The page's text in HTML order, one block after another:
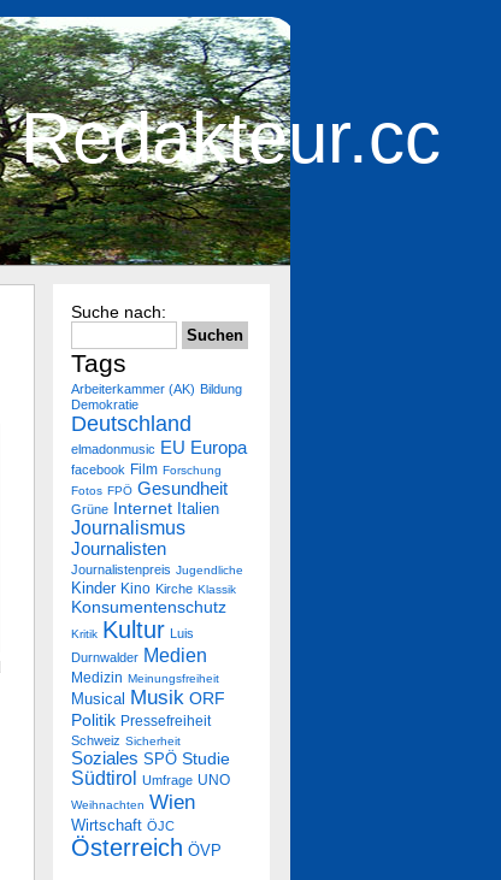
Redakteur.cc
Suche nach:
Tags
Arbeiterkammer (AK) Bildung
Demokratie
Deutschland
elmadonmusic EU Europa
facebook Film Forschung
Fotos FPÖ Gesundheit
Grüne Internet Italien
Journalismus
Journalisten
Journalistenpreis Jugendliche
Kinder Kino Kirche Klassik
Konsumentenschutz
Kritik Kultur Luis
Durnwalder Medien
Medizin Meinungsfreiheit
Musical Musik ORF
Politik Pressefreiheit
Schweiz Sicherheit
Soziales SPÖ Studie
Südtirol Umfrage UNO
Weihnachten Wien
Wirtschaft ÖJC
Österreich ÖVP